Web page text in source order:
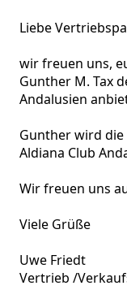
Liebe
wir freuen uns,
Gunther M. Tax
Andalusien
Gunther wird
Aldiana Club
Wir freuen uns
Viele Grüße
Uwe Friedt
Vertrieb /